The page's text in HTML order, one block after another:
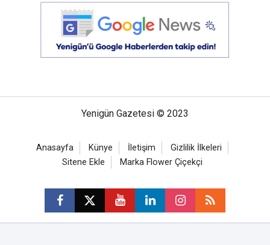
Yenigün Gazetesi © 2023
Anasayfa Künye İletişim
Gizlilik İlkeleri
Sitene Ekle
Marka Flower Çiçekçi